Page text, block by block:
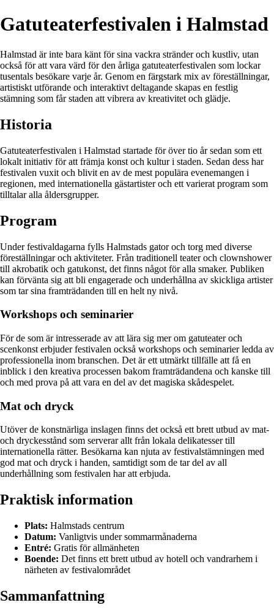
Gatuteaterfestivalen i Halmstad
Halmstad är inte bara känt för sina vackra stränder och kustliv, utan
också för att vara värd för den årliga gatuteaterfestivalen som lockar
tusentals besökare varje år. Genom en färgstark mix av föreställningar,
artistiskt utförande och interaktivt deltagande skapas en festlig
stämning som får staden att vibrera av kreativitet och glädje.
Historia
Gatuteaterfestivalen i Halmstad startade för över tio år sedan som ett
lokalt initiativ för att främja konst och kultur i staden. Sedan dess har
festivalen vuxit och blivit en av de mest populära evenemangen i
regionen, med internationella gästartister och ett varierat program som
tilltalar alla åldersgrupper.
Program
Under festivaldagarna fylls Halmstads gator och torg med diverse
föreställningar och aktiviteter. Från traditionell teater och clownshower
till akrobatik och gatukonst, det finns något för alla smaker. Publiken
kan förvänta sig att bli engagerade och underhållna av skickliga artister
som tar sina framträdanden till en helt ny nivå.
Workshops och seminarier
För de som är intresserade av att lära sig mer om gatuteater och
scenkonst erbjuder festivalen också workshops och seminarier ledda av
professionella inom branschen. Det är ett utmärkt tillfälle att få en
inblick i den kreativa processen bakom framträdandena och kanske till
och med prova på att vara en del av det magiska skådespelet.
Mat och dryck
Utöver de konstnärliga inslagen finns det också ett brett utbud av mat-
och dryckesstånd som serverar allt från lokala delikatesser till
internationella rätter. Besökarna kan njuta av festivalstämningen med
god mat och dryck i handen, samtidigt som de tar del av all
underhållning som festivalen har att erbjuda.
Praktisk information
Plats: Halmstads centrum
Datum: Vanligtvis under sommarmånaderna
Entré: Gratis för allmänheten
Boende: Det finns ett brett utbud av hotell och vandrarhem i
närheten av festivalområdet
Sammanfattning